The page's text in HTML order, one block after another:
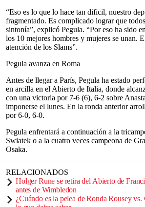
“Eso es lo que lo hace tan difícil, nuestro
fragmentado. Es complicado lograr que
sintonía”, explicó Pegula. “Por eso ha sido
los 10 mejores hombres y mujeres se unan.
atención de los Slams”.
Pegula avanza en Roma
Antes de llegar a París, Pegula ha estado
en arcilla en el Abierto de Italia, donde
con una victoria por 7-6 (6), 6-2 sobre
imponerse el lunes. En la ronda anterior
por 6-0, 6-0.
Pegula enfrentará a continuación a la
Swiatek o a la cuatro veces campeona de
Osaka.
RELACIONADOS
Holger Rune se retira del Abierto de
antes de Wimbledon
¿Cuándo es la pelea de Ronda Rousey